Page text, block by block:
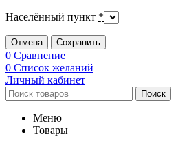
Населённый пункт *
Отмена Сохранить
0 Сравнение
0 Список желаний
Личный кабинет
Поиск
Меню
Товары